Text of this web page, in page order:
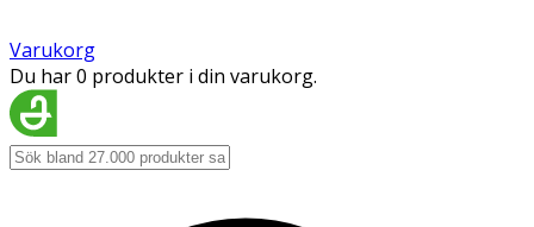
Varukorg
Du har 0 produkter i din varukorg.